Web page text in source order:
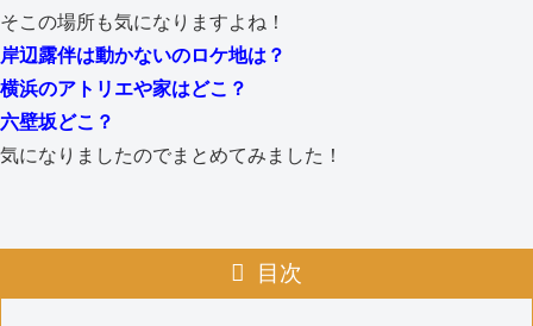
そこの場所も気になりますよね！
岸辺露伴は動かないのロケ地は？
横浜のアトリエや家はどこ？
六壁坂どこ？
気になりましたのでまとめてみました！
目次